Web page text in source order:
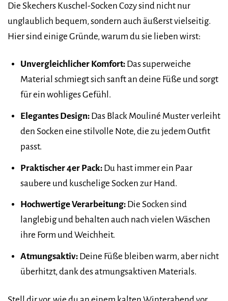
Die Skechers Kuschel-Socken Cozy sind nicht nur
unglaublich bequem, sondern auch äußerst vielseitig.
Hier sind einige Gründe, warum du sie lieben wirst:
Unvergleichlicher Komfort:Das superweiche
Material schmiegt sich sanft an deine Füße und sorgt
für ein wohliges Gefühl.
Elegantes Design:Das Black Mouliné Muster verleiht
den Socken eine stilvolle Note, die zu jedem Outfit
passt.
Praktischer 4er Pack:Du hast immer ein Paar
saubere und kuschelige Socken zur Hand.
Hochwertige Verarbeitung:Die Socken sind
langlebig und behalten auch nach vielen Wäschen
ihre Form und Weichheit.
Atmungsaktiv:Deine Füße bleiben warm, aber nicht
überhitzt, dank des atmungsaktiven Materials.